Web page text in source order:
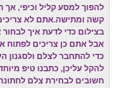
להפוך למסע קליל וכיפי, אך
קשה ומתישה.אתם לא
בצילום כדי לדעת איך לבחור
אבל אתם כן צריכים לפתוח
כדי להתחבר לצלם ולסגנון
חשובים לבחירת צלם